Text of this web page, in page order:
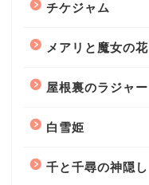
チケジャム
メアリと魔女の花
屋根裏のラジャー
白雪姫
千と千尋の神隠し